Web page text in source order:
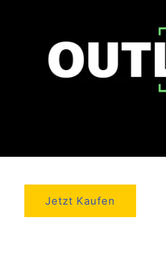
Jetzt Kaufen